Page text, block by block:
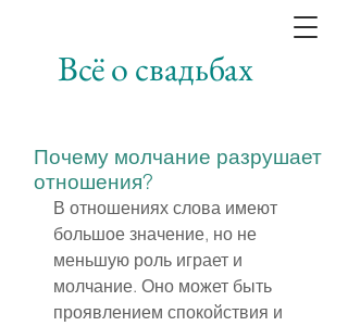
Всё о свадьбах
Почему молчание разрушает
отношения?
В отношениях слова имеют
большое значение, но не
меньшую роль играет и
молчание. Оно может быть
проявлением спокойствия и